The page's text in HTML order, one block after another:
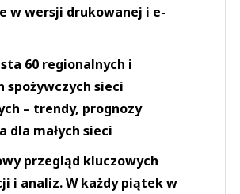
w wersji drukowanej i e-
60 regionalnych i
spożywczych sieci
– trendy, prognozy
dla małych sieci
przegląd kluczowych
i analiz. W każdy piątek w